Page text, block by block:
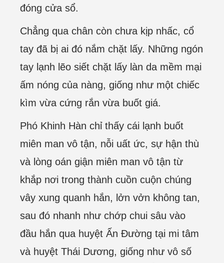
đóng cửa sổ.
Chẳng qua chân còn chưa kịp nhấc, cổ
tay đã bị ai đó nắm chặt lấy. Những ngón
tay lạnh lẽo siết chặt lấy làn da mềm mại
ấm nóng của nàng, giống như một chiếc
kìm vừa cứng rắn vừa buốt giá.
Phó Khinh Hàn chỉ thấy cái lạnh buốt
miên man vô tận, nỗi uất ức, sự hận thù
và lòng oán giận miên man vô tận từ
khắp nơi trong thành cuồn cuộn chúng
vây xung quanh hắn, lởn vởn không tan,
sau đó nhanh như chớp chui sâu vào
đầu hắn qua huyệt Ấn Đường tại mi tâm
và huyệt Thái Dương, giống như vô số